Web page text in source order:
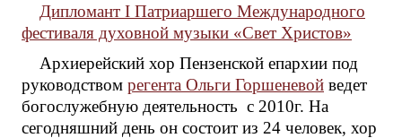
Дипломант I Патриаршего Международного
фестиваля духовной музыки «Свет Христов»
Архиерейский хор Пензенской епархии под
руководством регента Ольги Горшеневой ведет
богослужебную деятельность с 2010г. На
сегодняшний день он состоит из 24 человек, хор